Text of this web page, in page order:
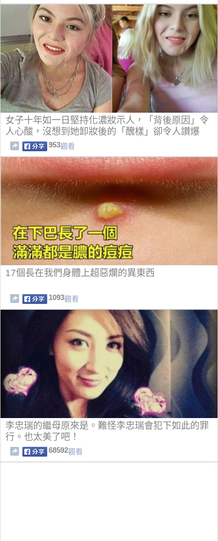
女子十年如一日堅持化濃妝示人，「背後原因」令
人心酸，沒想到她卸妝後的「醜樣」卻令人讃爆
了！！
953觀看
17個長在我們身體上超惡爛的異東西
1093觀看
李忠瑞的繼母原來是。難怪李忠瑞會犯下如此的罪
行。也太美了吧！
68592觀看